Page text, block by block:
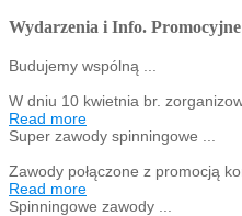
Wydarzenia i Info. Promocyjne
Budujemy wspólną ...
W dniu 10 kwietnia br.
Read more
Super zawody spinningowe ...
Zawody połączone z promocją
Read more
Spinningowe zawody ...